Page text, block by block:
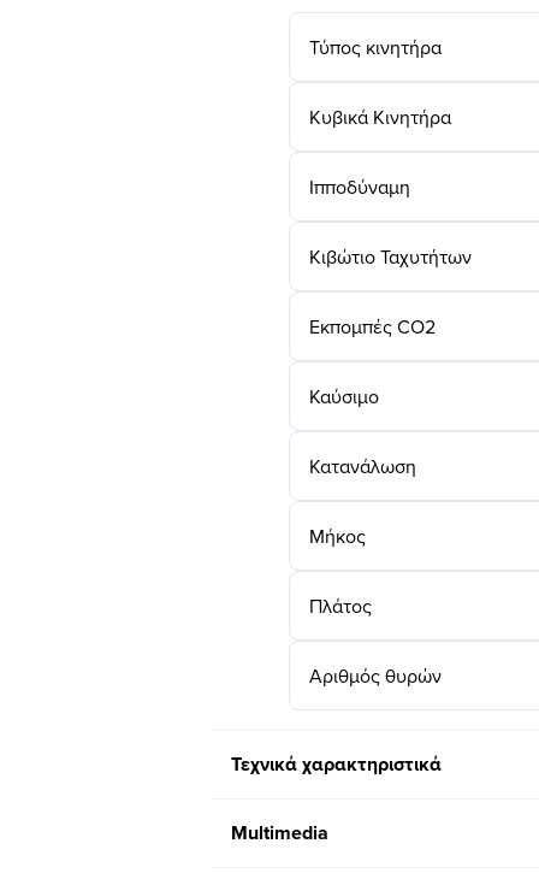
Τύπος κινητήρα
Κυβικά Κινητήρα
Ιπποδύναμη
Κιβώτιο Ταχυτήτων
Εκπομπές CO2
Καύσιμο
Κατανάλωση
Μήκος
Πλάτος
Αριθμός θυρών
Τεχνικά χαρακτηριστικά
Multimedia